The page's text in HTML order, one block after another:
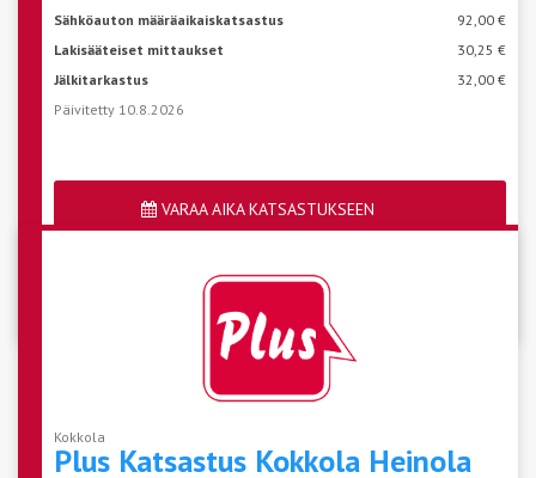
Sähköauton määräaikaiskatsastus
92,00 €
Lakisääteiset mittaukset
30,25 €
Jälkitarkastus
32,00 €
Päivitetty 10.8.2026
VARAA AIKA KATSASTUKSEEN
Kokkola
Plus Katsastus Kokkola Heinola